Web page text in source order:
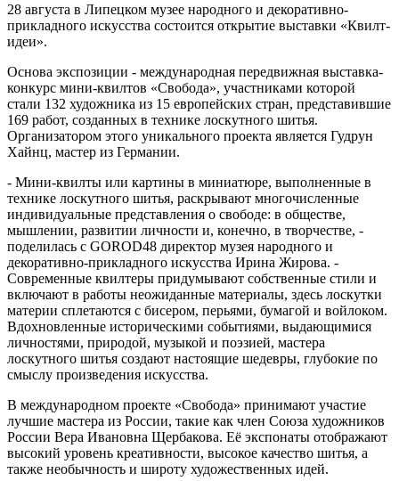
28 августа в Липецком музее народного и декоративно-
прикладного искусства состоится открытие выставки «Квилт-
идеи».
Основа экспозиции - международная передвижная выставка-
конкурс мини-квилтов «Cвобода», участниками которой
стали 132 художника из 15 европейских стран, представившие
169 работ, созданных в технике лоскутного шитья.
Организатором этого уникального проекта является Гудрун
Хайнц, мастер из Германии.
- Мини-квилты или картины в миниатюре, выполненные в
технике лоскутного шитья, раскрывают многочисленные
индивидуальные представления о свободе: в обществе,
мышлении, развитии личности и, конечно, в творчестве, -
поделилась с GOROD48 директор музея народного и
декоративно-прикладного искусства Ирина Жирова. -
Современные квилтеры придумывают собственные стили и
включают в работы неожиданные материалы, здесь лоскутки
материи сплетаются с бисером, перьями, бумагой и войлоком.
Вдохновленные историческими событиями, выдающимися
личностями, природой, музыкой и поэзией, мастера
лоскутного шитья создают настоящие шедевры, глубокие по
смыслу произведения искусства.
В международном проекте «Свобода» принимают участие
лучшие мастера из России, такие как член Союза художников
России Вера Ивановна Щербакова. Её экспонаты отображают
высокий уровень креативности, высокое качество шитья, а
также необычность и широту художественных идей.